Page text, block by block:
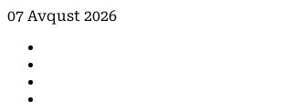
Skip
content
07 Avqust 2026